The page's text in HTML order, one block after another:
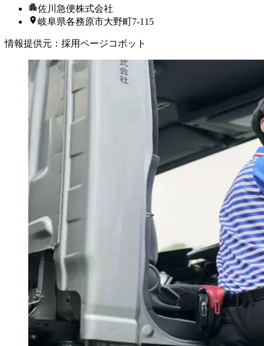
佐川急便株式会社
岐阜県各務原市大野町7-115
情報提供元 ： 採用ページコボット